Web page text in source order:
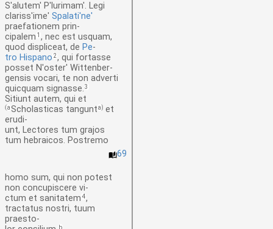
S'alutem' P'lurimam'. Legi
clariss'ime' Spalati'ne'
praefationem prin-
cipalem 1 , nec est usquam,
quod displiceat, de Pe-
tro Hispano 2, qui fortasse
posset N'oster' Wittenber-
gensis vocari, te non adverti
quicquam signasse.3
Sitiunt autem, qui et
a Scholasticas tangunta
et
erudi-
unt, Lectores tum grajos
tum hebraicos. Postremo
69
homo sum, qui non potest
non concupiscere vi-
ctum et sanitatem4,
tractatus nostri, tuum
praesto-